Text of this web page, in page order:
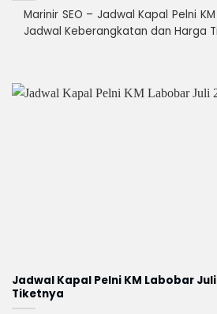
Marinir SEO – Jadwal Kapal Pelni
Jadwal Keberangkatan dan Harga
Jadwal Kapal Pelni KM Labobar
Tiketnya